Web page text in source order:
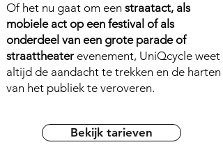
Of het nu gaat om een straatact, als
mobiele act op een festival of als
onderdeel van een grote parade of
straattheater evenement, UniQcycle weet
altijd de aandacht te trekken en de harten
van het publiek te veroveren.
Bekijk tarieven